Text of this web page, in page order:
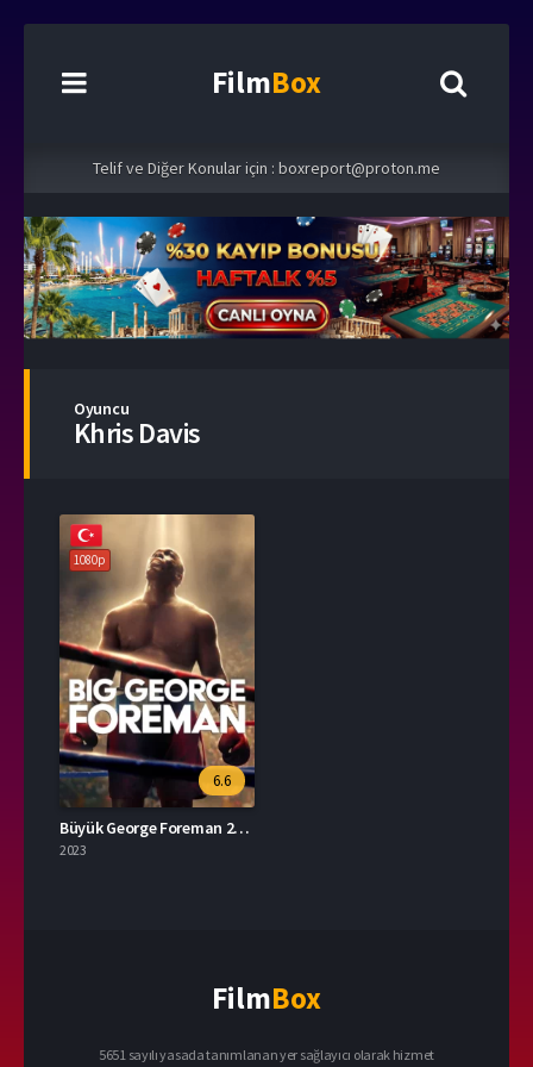
FilmBox
Telif ve Diğer Konular için : boxreport@proton.me
Oyuncu
Khris Davis
1080p
6.6
Büyük George Foreman 2023 – Big George Foreman 1080p Turkce Dublaj izle
2023
FilmBox
5651 sayılı yasada tanımlanan yer sağlayıcı olarak hizmet